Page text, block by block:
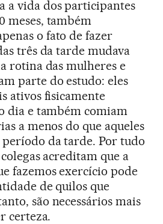
a vida dos participantes
meses, também
o fato de fazer
três da tarde mudava
rotina das mulheres e
parte do estudo: eles
ativos fisicamente
dia e também comiam
a menos do que aqueles
da tarde. Por tudo
acreditam que a
fazemos exercício pode
de quilos que
são necessários mais
certeza.